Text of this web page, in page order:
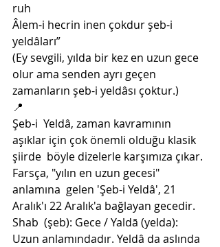
ruh
Âlem-i hecrin inen çokdur şeb-i
yeldâları”
(Ey sevgili, yılda bir kez en uzun gece
olur ama senden ayrı geçen
zamanların şeb-i yeldâsı çoktur.)
📍
Şeb-i  Yeldâ, zaman kavramının
aşıklar için çok önemli olduğu klasik
şiirde  böyle dizelerle karşımıza çıkar.
Farsça, "yılın en uzun gecesi"
anlamına  gelen 'Şeb-i Yeldâ', 21
Aralık'ı 22 Aralık'a bağlayan gecedir.
Shab  (şeb): Gece / Yaldā (yelda):
Uzun anlamındadır. Yeldâ da aslında